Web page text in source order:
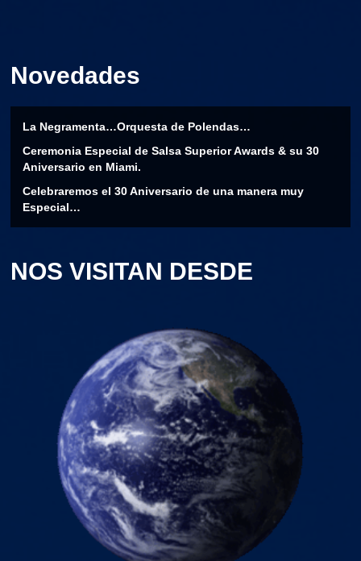
Novedades
La Negramenta…Orquesta de Polendas…
Ceremonia Especial de Salsa Superior Awards & su 30
Aniversario en Miami.
Celebraremos el 30 Aniversario de una manera muy
Especial…
NOS VISITAN DESDE